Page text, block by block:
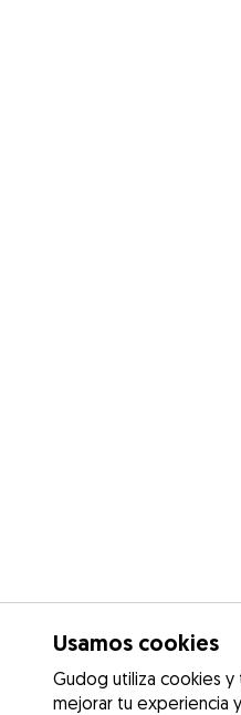
Usamos cookies
Gudog utiliza cookies y
mejorar tu experiencia